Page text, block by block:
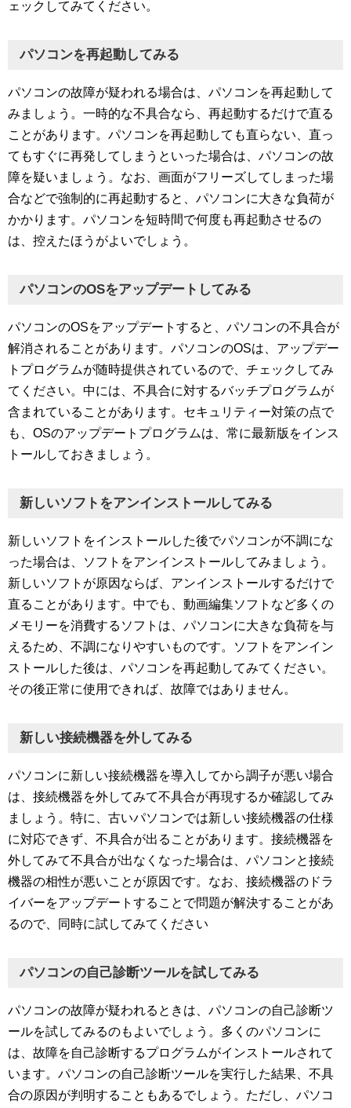
ェックしてみてください。
パソコンを再起動してみる
パソコンの故障が疑われる場合は、パソコンを再起動して
みましょう。一時的な不具合なら、再起動するだけで直る
ことがあります。パソコンを再起動しても直らない、直っ
てもすぐに再発してしまうといった場合は、パソコンの故
障を疑いましょう。なお、画面がフリーズしてしまった場
合などで強制的に再起動すると、パソコンに大きな負荷が
かかります。パソコンを短時間で何度も再起動させるの
は、控えたほうがよいでしょう。
パソコンのOSをアップデートしてみる
パソコンのOSをアップデートすると、パソコンの不具合が
解消されることがあります。パソコンのOSは、アップデー
トプログラムが随時提供されているので、チェックしてみ
てください。中には、不具合に対するバッチプログラムが
含まれていることがあります。セキュリティー対策の点で
も、OSのアップデートプログラムは、常に最新版をインス
トールしておきましょう。
新しいソフトをアンインストールしてみる
新しいソフトをインストールした後でパソコンが不調にな
った場合は、ソフトをアンインストールしてみましょう。
新しいソフトが原因ならば、アンインストールするだけで
直ることがあります。中でも、動画編集ソフトなど多くの
メモリーを消費するソフトは、パソコンに大きな負荷を与
えるため、不調になりやすいものです。ソフトをアンイン
ストールした後は、パソコンを再起動してみてください。
その後正常に使用できれば、故障ではありません。
新しい接続機器を外してみる
パソコンに新しい接続機器を導入してから調子が悪い場合
は、接続機器を外してみて不具合が再現するか確認してみ
ましょう。特に、古いパソコンでは新しい接続機器の仕様
に対応できず、不具合が出ることがあります。接続機器を
外してみて不具合が出なくなった場合は、パソコンと接続
機器の相性が悪いことが原因です。なお、接続機器のドラ
イバーをアップデートすることで問題が解決することがあ
るので、同時に試してみてください
パソコンの自己診断ツールを試してみる
パソコンの故障が疑われるときは、パソコンの自己診断ツ
ールを試してみるのもよいでしょう。多くのパソコンに
は、故障を自己診断するプログラムがインストールされて
います。パソコンの自己診断ツールを実行した結果、不具
合の原因が判明することもあるでしょう。ただし、パソコ